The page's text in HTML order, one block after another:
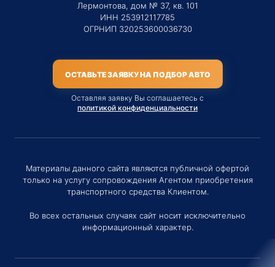
Лермонтова, дом № 37, кв. 101
ИНН 253912117785
ОГРНИП 320253600036730
ОСТАВЬТЕ ЗАЯВКУ НА ПОДБОР АВТО
Оставляя заявку Вы соглашаетесь с
политикой конфиденциальности
Материалы данного сайта являются публичной офертой
только на услугу сопровождения Агентом приобретения
транспортного средства Клиентом.
Во всех остальных случаях сайт носит исключительно
информационный характер.